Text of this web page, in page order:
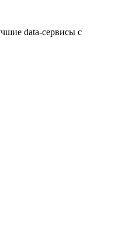
data-сервисы с